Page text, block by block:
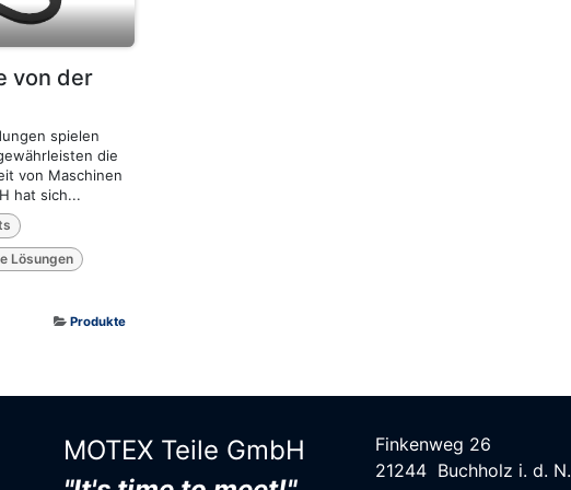
von der
spielen
die
von Maschinen
hat sich...
Lösungen
Produkte
MOTEX Teile G​mbH
Finkenweg 26
21244 Buchholz i. d. N.